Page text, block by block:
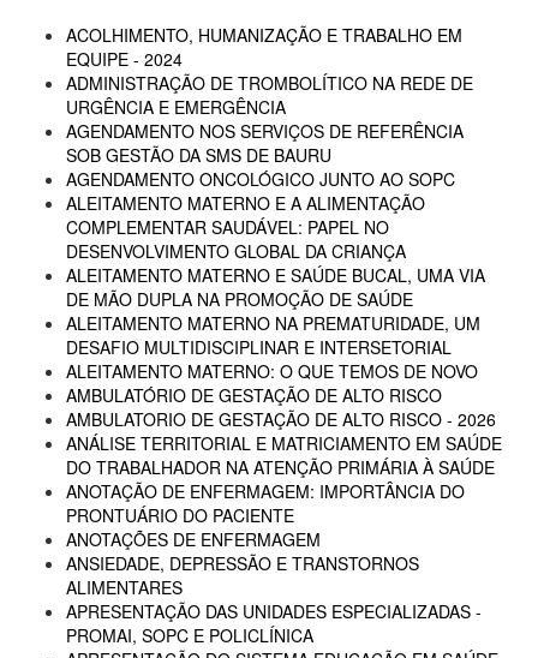
ACOLHIMENTO, HUMANIZAÇÃO E TRABALHO EM
EQUIPE - 2024
ADMINISTRAÇÃO DE TROMBOLÍTICO NA REDE DE
URGÊNCIA E EMERGÊNCIA
AGENDAMENTO NOS SERVIÇOS DE REFERÊNCIA
SOB GESTÃO DA SMS DE BAURU
AGENDAMENTO ONCOLÓGICO JUNTO AO SOPC
ALEITAMENTO MATERNO E A ALIMENTAÇÃO
COMPLEMENTAR SAUDÁVEL: PAPEL NO
DESENVOLVIMENTO GLOBAL DA CRIANÇA
ALEITAMENTO MATERNO E SAÚDE BUCAL, UMA VIA
DE MÃO DUPLA NA PROMOÇÃO DE SAÚDE
ALEITAMENTO MATERNO NA PREMATURIDADE, UM
DESAFIO MULTIDISCIPLINAR E INTERSETORIAL
ALEITAMENTO MATERNO: O QUE TEMOS DE NOVO
AMBULATÓRIO DE GESTAÇÃO DE ALTO RISCO
AMBULATORIO DE GESTAÇÃO DE ALTO RISCO - 2026
ANÁLISE TERRITORIAL E MATRICIAMENTO EM SAÚDE
DO TRABALHADOR NA ATENÇÃO PRIMÁRIA À SAÚDE
ANOTAÇÃO DE ENFERMAGEM: IMPORTÂNCIA DO
PRONTUÁRIO DO PACIENTE
ANOTAÇÕES DE ENFERMAGEM
ANSIEDADE, DEPRESSÃO E TRANSTORNOS
ALIMENTARES
APRESENTAÇÃO DAS UNIDADES ESPECIALIZADAS -
PROMAI, SOPC E POLICLÍNICA